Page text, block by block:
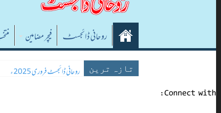
روحانی ڈائجسٹـ فیچر مضامین
تازہ ترین
روحانی ڈائجسٹ فروری 2025ء
Connect with: